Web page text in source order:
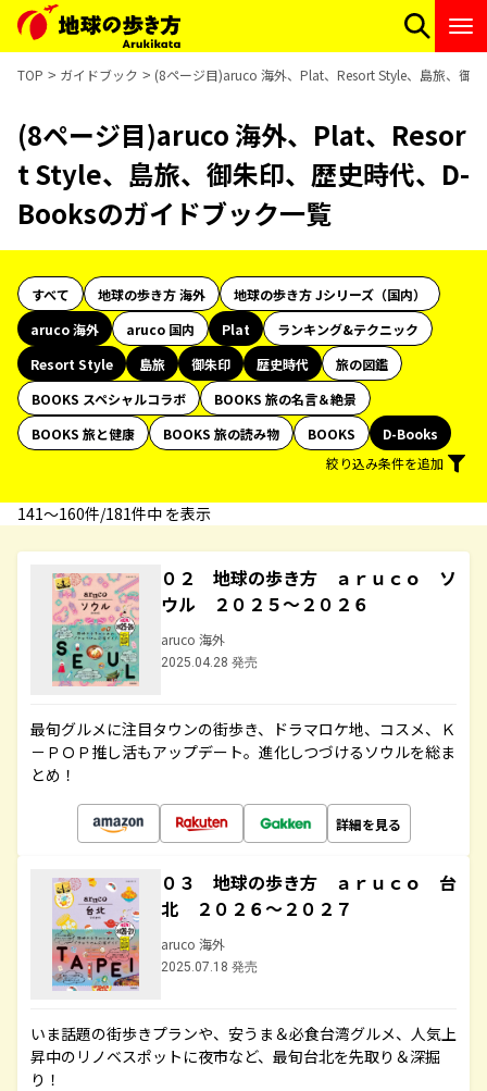
TOP ガイドブック (8ページ目)aruco 海外、Plat、Resort Style、島旅、御
(8ページ目)aruco 海外、Plat、Resor
t Style、島旅、御朱印、歴史時代、D-
Booksのガイドブック一覧
すべて 地球の歩き方 海外
地球の歩き方 Jシリーズ（国内）
aruco 海外
aruco 国内 Plat
ランキング&テクニック
Resort Style
島旅 御朱印 歴史時代
旅の図鑑
BOOKS スペシャルコラボ
BOOKS 旅の名言＆絶景
BOOKS 旅と健康
BOOKS 旅の読み物 BOOKS
D-Books
絞り込み条件を追加
141〜160件/181件中 を表示
０２ 地球の歩き方 ａｒｕｃｏ ソ
ウル ２０２５～２０２６
aruco 海外
2025.04.28 発売
最旬グルメに注目タウンの街歩き、ドラマロケ地、コスメ、Ｋ
－ＰＯＰ推し活もアップデート。進化しつづけるソウルを総ま
とめ！
詳細を見る
０３ 地球の歩き方 ａｒｕｃｏ 台
北 ２０２６～２０２７
aruco 海外
2025.07.18 発売
いま話題の街歩きプランや、安うま＆必食台湾グルメ、人気上
昇中のリノベスポットに夜市など、最旬台北を先取り＆深掘
り！